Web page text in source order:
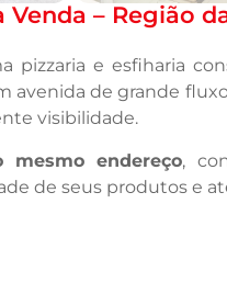
– Região
pizzaria e esfiharia
avenida de grande
visibilidade.
mesmo endereço,
de seus produtos e